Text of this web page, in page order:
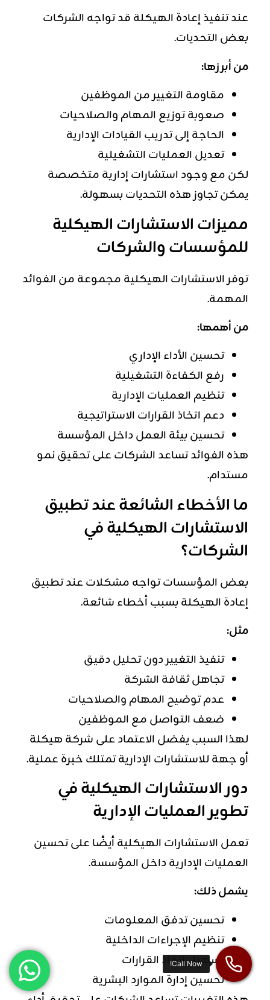
عند تنفيذ إعادة الهيكلة قد تواجه الشركات
بعض التحديات.
من أبرزها:
مقاومة التغيير من الموظفين
صعوبة توزيع المهام والصلاحيات
الحاجة إلى تدريب القيادات الإدارية
تعديل العمليات التشغيلية
لكن مع وجود استشارات إدارية متخصصة
يمكن تجاوز هذه التحديات بسهولة.
مميزات الاستشارات الهيكلية
للمؤسسات والشركات
توفر الاستشارات الهيكلية مجموعة من الفوائد
المهمة.
من أهمها:
تحسين الأداء الإداري
رفع الكفاءة التشغيلية
تنظيم العمليات الإدارية
دعم اتخاذ القرارات الاستراتيجية
تحسين بيئة العمل داخل المؤسسة
هذه الفوائد تساعد الشركات على تحقيق نمو
مستدام.
ما الأخطاء الشائعة عند تطبيق
الاستشارات الهيكلية في
الشركات؟
بعض المؤسسات تواجه مشكلات عند تطبيق
إعادة الهيكلة بسبب أخطاء شائعة.
مثل:
تنفيذ التغيير دون تحليل دقيق
تجاهل ثقافة الشركة
عدم توضيح المهام والصلاحيات
ضعف التواصل مع الموظفين
لهذا السبب يفضل الاعتماد على شركة هيكلة
أو جهة للاستشارات الإدارية تمتلك خبرة عملية.
دور الاستشارات الهيكلية في
تطوير العمليات الإدارية
تعمل الاستشارات الهيكلية أيضًا على تحسين
العمليات الإدارية داخل المؤسسة.
يشمل ذلك:
تحسين تدفق المعلومات
تنظيم الإجراءات الداخلية
تسهيل اتخاذ القرارات
تحسين إدارة الموارد البشرية